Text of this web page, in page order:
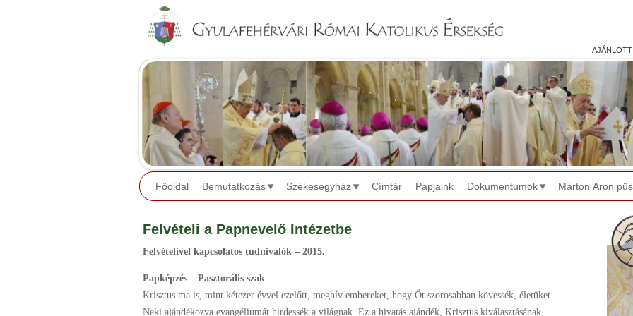
ajánlott
Főoldal Bemutatkozás Székesegyház Címtár Papjaink Dokumentumok Márton Áron
Felvételi a Papnevelő Intézetbe
Felvételivel kapcsolatos tudnivalók – 2015.
Papképzés – Pasztorális szak
Krisztus ma is, mint kétezer évvel ezelőtt, meghív embereket, hogy Őt szorosabban kövessék, életüket
Neki ajándékozva evangéliumát hirdessék a világnak. Ez a hivatás ajándék, Krisztus kiválasztásának,